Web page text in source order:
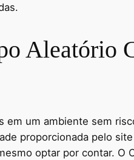
Aleatório
um ambiente sem
proporcionada pelo
optar por contar. O